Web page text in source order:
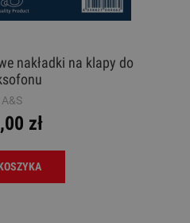
nakładki na klapy do
A&S
zł